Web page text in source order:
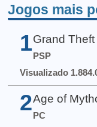
Jogos mais
1 Grand
PSP
Visualizado
2 Age of
PC